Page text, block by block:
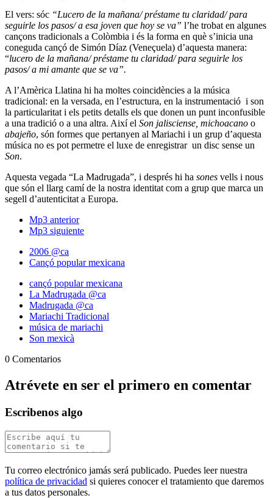
El vers: sóc “Lucero de la mañana/ préstame tu claridad/ para
seguirle los pasos/ a esa joven que hoy se va” l’he trobat en algunes
cançons tradicionals a Colòmbia i és la forma en què s’inicia una
coneguda cançó de Simón Díaz (Veneçuela) d’aquesta manera:
“lucero de la mañana/ préstame tu claridad/ para seguirle los
pasos/ a mi amante que se va”.
A l’Amèrica Llatina hi ha moltes coincidències a la música
tradicional: en la versada, en l’estructura, en la instrumentació i son
la particularitat i els petits detalls els que donen un punt inconfusible
a una tradició o a una altra. Així el Son jalisciense, michoacano o
abajeño, són formes que pertanyen al Mariachi i un grup d’aquesta
música no es pot permetre el luxe de enregistrar un disc sense un
Son.
Aquesta vegada “La Madrugada”, i després hi ha sones vells i nous
que són el llarg camí de la nostra identitat com a grup que marca un
segell d’autenticitat a Europa.
Mp3 anterior
Mp3 siguiente
2006 @ca
Cançó popular mexicana
cançó popular mexicana
La Madrugada @ca
Madrugada @ca
Mariachi Tradicional
música de mariachi
Son mexicà
0 Comentarios
Atrévete en ser el primero en comentar
Escribenos algo
Tu correo electrónico jamás será publicado. Puedes leer nuestra
política de privacidad si quieres conocer el tratamiento que daremos
a tus datos personales.